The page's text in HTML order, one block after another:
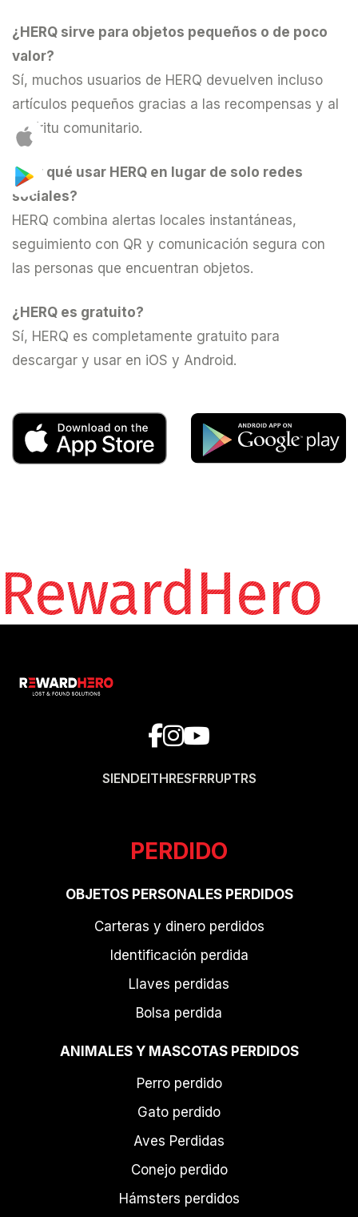
¿HERQ sirve para objetos pequeños o de poco
valor?
Sí, muchos usuarios de HERQ devuelven incluso
artículos pequeños gracias a las recompensas y al
espíritu comunitario.
¿Por qué usar HERQ en lugar de solo redes
sociales?
HERQ combina alertas locales instantáneas,
seguimiento con QR y comunicación segura con
las personas que encuentran objetos.
¿HERQ es gratuito?
Sí, HERQ es completamente gratuito para
descargar y usar en iOS y Android.
RewardHero
SIENDEITHRESFRRUPTRS
PERDIDO
OBJETOS PERSONALES PERDIDOS
Carteras y dinero perdidos
Identificación perdida
Llaves perdidas
Bolsa perdida
ANIMALES Y MASCOTAS PERDIDOS
Perro perdido
Gato perdido
Aves Perdidas
Conejo perdido
Hámsters perdidos